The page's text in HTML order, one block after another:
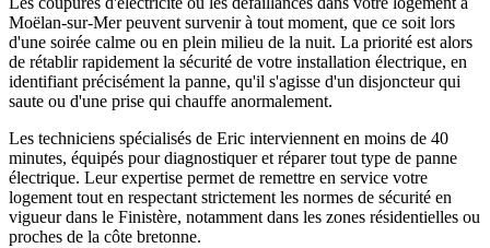
Moëlan-sur-Mer peuvent survenir à tout moment, que ce soit lors
d'une soirée calme ou en plein milieu de la nuit. La priorité est alors
de rétablir rapidement la sécurité de votre installation électrique, en
identifiant précisément la panne, qu'il s'agisse d'un disjoncteur qui
saute ou d'une prise qui chauffe anormalement.
Les techniciens spécialisés de Eric interviennent en moins de 40
minutes, équipés pour diagnostiquer et réparer tout type de panne
électrique. Leur expertise permet de remettre en service votre
logement tout en respectant strictement les normes de sécurité en
vigueur dans le Finistère, notamment dans les zones résidentielles ou
proches de la côte bretonne.